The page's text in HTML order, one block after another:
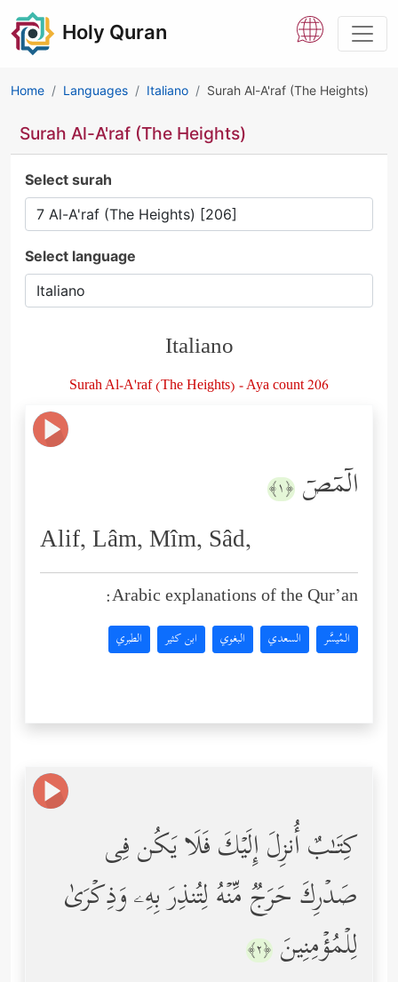
Holy Quran
Home Languages Italiano Surah Al-A'raf (The Heights)
Surah Al-A'raf (The Heights)
Select surah
Select language
Italiano
Surah Al-A'raf (The Heights) - Aya count 206
الۤمۤصۤ ﴿١﴾
Alif, Lâm, Mîm, Sâd,
Arabic explanations of the Qur’an:
المُيسَّر السعدي البغوي ابن كثير الطبري
كِتَـٰبٌ أُنزِلَ إِلَیۡكَ فَلَا یَكُن فِی
صَدۡرِكَ حَرَجࣱ مِّنۡهُ لِتُنذِرَ بِهِۦ وَذِكۡرَىٰ
لِلۡمُؤۡمِنِینَ ﴿٢﴾